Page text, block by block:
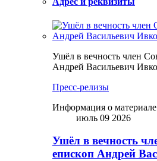
Ушёл в вечность член
Андрей Васильевич
Пресс-релизы
Информация о материале
июль 09 2026
Ушёл в вечность
епископ Андрей